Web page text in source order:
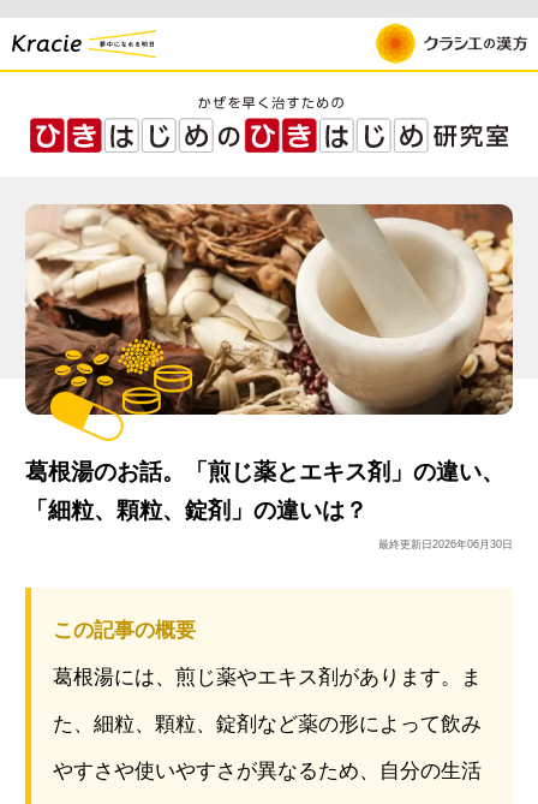
葛根湯のお話。「煎じ薬とエキス剤」の違い、
「細粒、顆粒、錠剤」の違いは？
最終更新日 2026年06月30日
この記事の概要
葛根湯には、煎じ薬やエキス剤があります。ま
た、細粒、顆粒、錠剤など薬の形によって飲み
やすさや使いやすさが異なるため、自分の生活